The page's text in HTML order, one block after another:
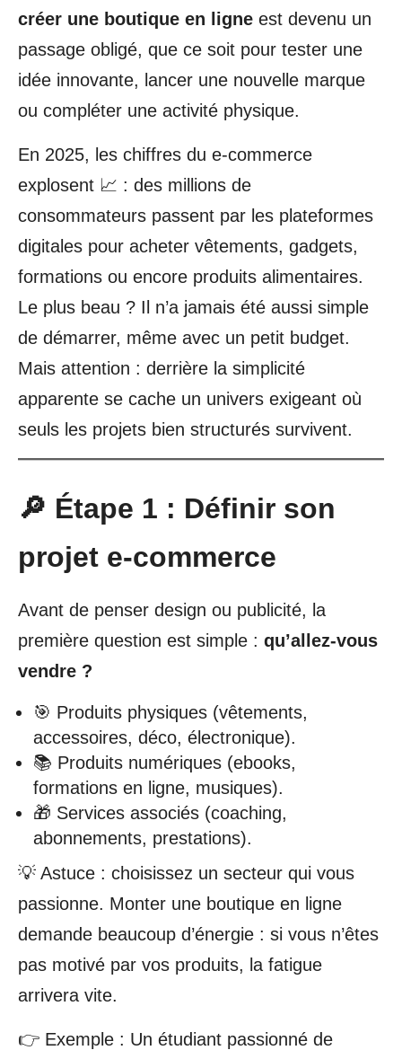
créer une boutique en ligne est devenu un
passage obligé, que ce soit pour tester une
idée innovante, lancer une nouvelle marque
ou compléter une activité physique.
En 2025, les chiffres du e-commerce
explosent 📈 : des millions de
consommateurs passent par les plateformes
digitales pour acheter vêtements, gadgets,
formations ou encore produits alimentaires.
Le plus beau ? Il n’a jamais été aussi simple
de démarrer, même avec un petit budget.
Mais attention : derrière la simplicité
apparente se cache un univers exigeant où
seuls les projets bien structurés survivent.
🔎 Étape 1 : Définir son
projet e-commerce
Avant de penser design ou publicité, la
première question est simple : qu’allez-vous
vendre ?
🎯 Produits physiques (vêtements,
accessoires, déco, électronique).
📚 Produits numériques (ebooks,
formations en ligne, musiques).
🎁 Services associés (coaching,
abonnements, prestations).
💡 Astuce : choisissez un secteur qui vous
passionne. Monter une boutique en ligne
demande beaucoup d’énergie : si vous n’êtes
pas motivé par vos produits, la fatigue
arrivera vite.
👉 Exemple : Un étudiant passionné de